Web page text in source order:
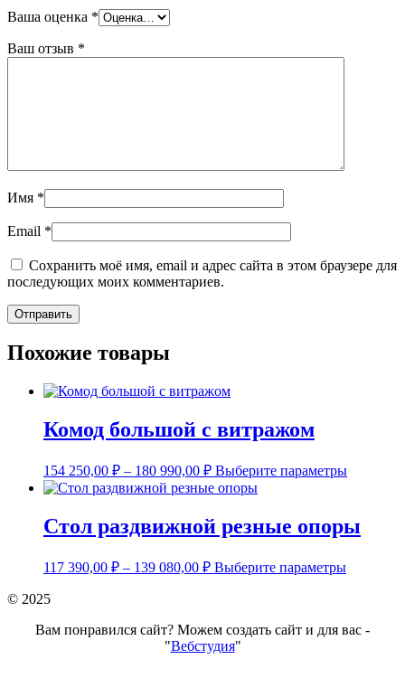
Ваша оценка *
Ваш отзыв *
Имя *
Email *
Сохранить моё имя, email и адрес сайта в этом браузере для
последующих моих комментариев.
Похожие товары
Комод большой с витражом
154 250,00 ₽ – 180 990,00 ₽ Выберите параметрыЭтот
товара.
Стол раздвижной резные опоры
117 390,00 ₽ – 139 080,00 ₽ Выберите параметрыЭтот
© 2025
Вам понравился сайт? Можем создать сайт и для вас -
"Вебстудия"